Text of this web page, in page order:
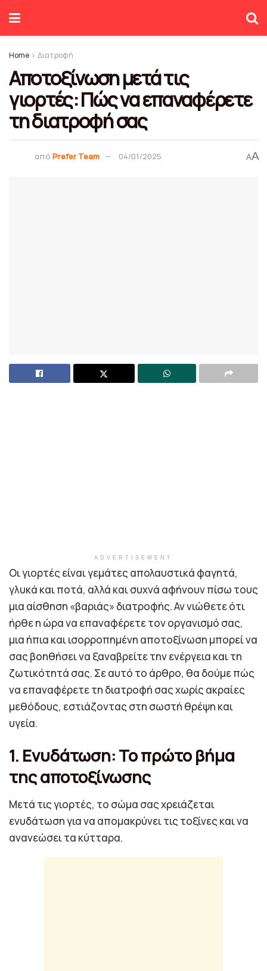
Home Διατροφή
Αποτοξίνωση μετά τις
γιορτές: Πώς να επαναφέρετε
τη διατροφή σας
από Prefer Team 04/01/2025 AA
ADVERTISEMENT
Οι γιορτές είναι γεμάτες απολαυστικά φαγητά,
γλυκά και ποτά, αλλά και συχνά αφήνουν πίσω τους
μια αίσθηση «βαριάς» διατροφής. Αν νιώθετε ότι
ήρθε η ώρα να επαναφέρετε τον οργανισμό σας,
μια ήπια και ισορροπημένη αποτοξίνωση μπορεί να
σας βοηθήσει να ξαναβρείτε την ενέργεια και τη
ζωτικότητά σας. Σε αυτό το άρθρο, θα δούμε πώς
να επαναφέρετε τη διατροφή σας χωρίς ακραίες
μεθόδους, εστιάζοντας στη σωστή θρέψη και
υγεία.
1. Ενυδάτωση: Το πρώτο βήμα
της αποτοξίνωσης
Μετά τις γιορτές, το σώμα σας χρειάζεται
ενυδάτωση για να απομακρύνει τις τοξίνες και να
ανανεώσει τα κύτταρα.